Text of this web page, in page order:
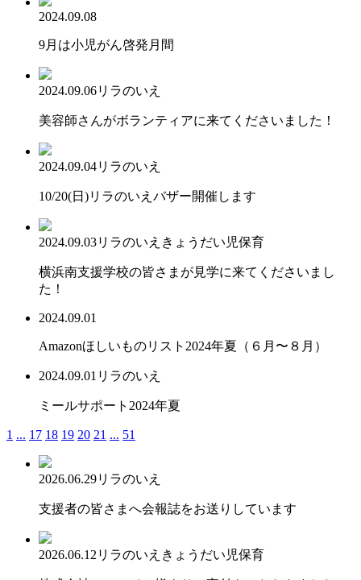
2024.09.08
9月は小児がん啓発月間
2024.09.06リラのいえ
美容師さんがボランティアに来てくださいました！
2024.09.04リラのいえ
10/20(日)リラのいえバザー開催します
2024.09.03リラのいえ きょうだい児保育
横浜南支援学校の皆さまが見学に来てくださいまし
た！
2024.09.01
Amazonほしいものリスト2024年夏（６月〜８月）
2024.09.01 リラのいえ
ミールサポート2024年夏
1 ... 17 18 19 20 21 ... 51
2026.06.29リラのいえ
支援者の皆さまへ会報誌をお送りしています
2026.06.12 リラのいえ きょうだい児保育